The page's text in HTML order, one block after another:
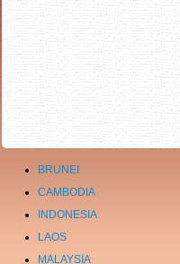
BRUNEI
CAMBODIA
INDONESIA
LAOS
MALAYSIA